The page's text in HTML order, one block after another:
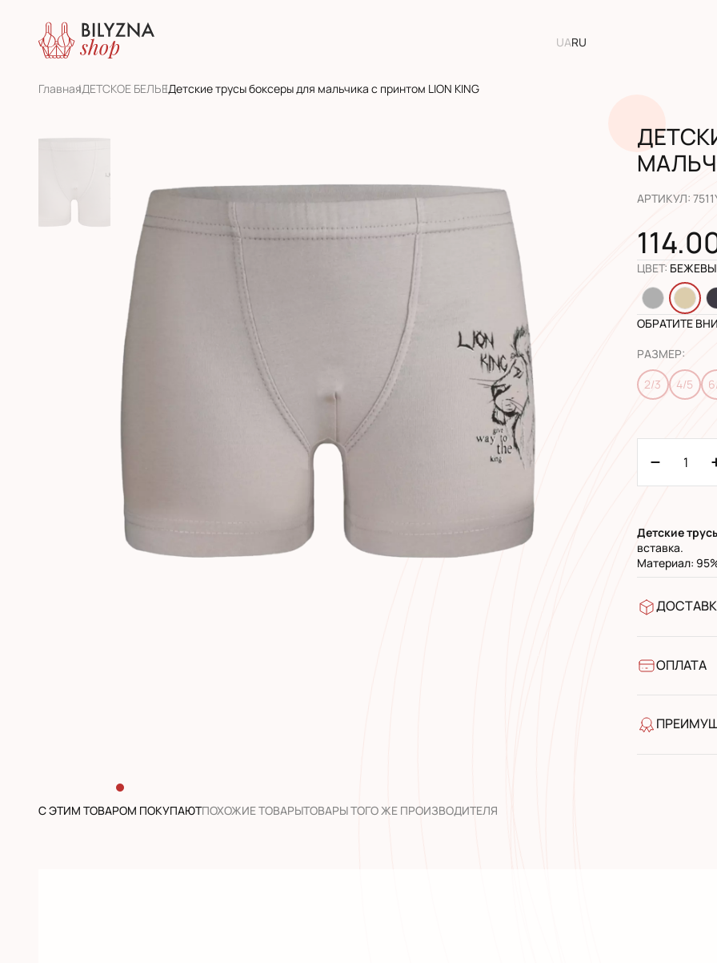
UARU
ГлавнаяДЕТСКОЕ БЕЛЬЕДетские трусы боксеры для мальчика с принтом LION KING
АРТИКУЛ:
ЦВЕТ:
ОБРАТИТЕ
РАЗМЕР:
2/3 4/5
Детские
вставка.
Материал:
УкрПочта
ОПЛАТА
широкий
С ЭТИМ ТОВАРОМ ПОКУПАЮТПОХОЖИЕ ТОВАРЫТОВАРЫ ТОГО ЖЕ ПРОИЗВОДИТЕЛЯ